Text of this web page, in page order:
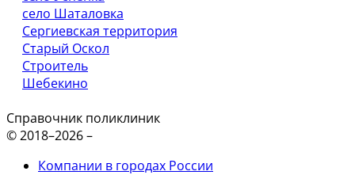
село Шаталовка
Сергиевская территория
Старый Оскол
Строитель
Шебекино
Справочник поликлиник
© 2018–2026 –
Компании в городах России